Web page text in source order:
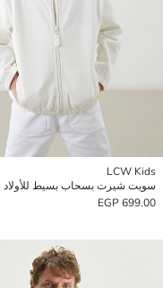
LCW Kids
سويت شيرت بسحاب بسيط للأولاد
699.00 EGP